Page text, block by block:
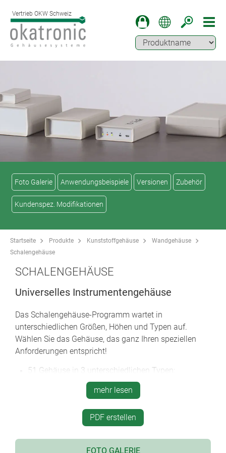
Vertrieb OKW Schweiz
Foto Galerie Anwendungsbeispiele Versionen Zubehör
Kundenspez. Modifikationen
Startseite Produkte Kunststoffgehäuse
Wandgehäuse
Schalengehäuse
SCHALENGEHÄUSE
Universelles Instrumentengehäuse
Das Schalengehäuse-Programm wartet in
unterschiedlichen Größen, Höhen und Typen auf.
Wählen Sie das Gehäuse, das ganz Ihren speziellen
Anforderungen entspricht!
51 Gehäuse in 3 unterschiedlichen Typen:
– Stirnseite offen, Rückseite geschlossen
– Stirnseite offen, Rückseite offen
hohe Stabilität durch umlaufende Nut- und
Federverbindung
mehr lesen
PDF erstellen
FOTO GALERIE